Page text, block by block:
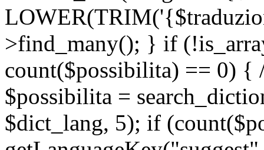
>find_many(); } if
count($possibilita) == 0) {
$possibilita =
$dict_lang, 5); if